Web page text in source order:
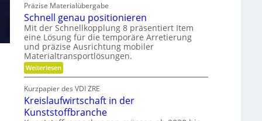
e
s
c
h
l
i
f
f
e
n
s
c
h
e
r
B
e
d
i
e
r
t
u
n
g
s
f
r
e
e
s
H
y
Präzise Materialübergabe
Schnell genau positionieren
Mit der Schnellkopplung 8 präsentiert Item
eine Lösung für die temporäre Arretierung
und präzise Ausrichtung mobiler
Materialtransportlösungen.
Weiterlesen:
S
h
n
e
l
Kurzpapier des VDI ZRE
Kreislaufwirtschaft in der
Kunststoffbranche